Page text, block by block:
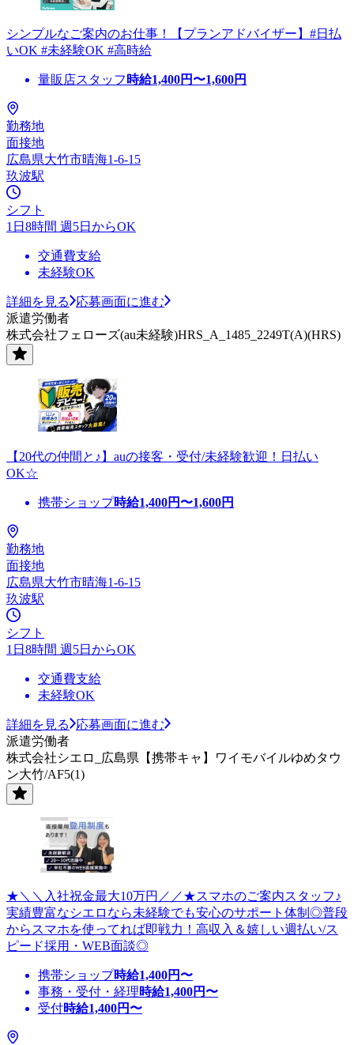
シンプルなご案内のお仕事！【プランアドバイザー】#日払
いOK #未経験OK #高時給
量販店スタッフ 時給1,400円〜1,600円
勤務地
面接地
広島県大竹市晴海1-6-15
玖波駅
シフト
1日8時間 週5日からOK
交通費支給
未経験OK
詳細を見る
応募画面に進む
派遣労働者
株式会社フェローズ(au未経験)HRS_A_1485_2249T(A)(HRS)
【20代の仲間と♪】auの接客・受付/未経験歓迎！日払い
OK☆
携帯ショップ時給1,400円〜1,600円
勤務地
面接地
広島県大竹市晴海1-6-15
玖波駅
シフト
1日8時間 週5日からOK
交通費支給
未経験OK
詳細を見る
応募画面に進む
派遣労働者
株式会社シエロ_広島県【携帯キャ】ワイモバイルゆめタウ
ン大竹/AF5(1)
★＼＼入社祝金最大10万円／／★スマホのご案内スタッフ♪
実績豊富なシエロなら未経験でも安心のサポート体制◎普段
からスマホを使ってれば即戦力！高収入＆嬉しい週払い/ス
ピード採用・WEB面談◎
携帯ショップ時給1,400円〜
事務・受付・経理時給1,400円〜
受付時給1,400円〜